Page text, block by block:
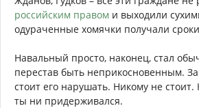
российским правом и выходили
одураченные хомячки получали
Навальный просто, наконец, стал
перестав быть неприкосновенным.
стоит его нарушать. Никому не стоит.
ты ни придерживался.